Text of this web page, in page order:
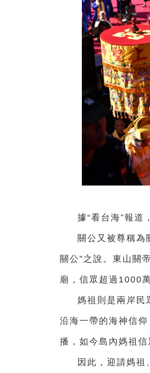
據“看台海”報道，
關公又被尊稱為
關公”之說。東山關
廟，信眾超過1000萬
媽祖則是兩岸民
沿海一帶的海神信
播，如今島內媽祖
因此，迎請媽